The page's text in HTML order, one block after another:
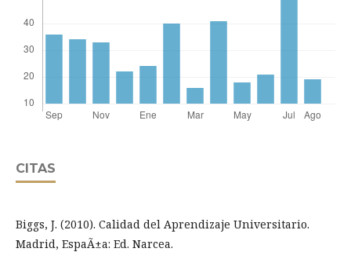
CITAS
Biggs, J. (2010). Calidad del Aprendizaje Universitario.
Madrid, EspaÃ±a: Ed. Narcea.